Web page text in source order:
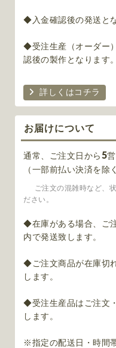
◆入金確認後の発送と
◆受注生産（オーダー
認後の製作となります。
詳しくはコチラ
お届けについて
通常、ご注文日から 5
（一部前払い決済を除
ご注文の混雑時など、
ださい。
◆在庫がある場合、ご
内で発送致します。
◆ご注文商品が在庫切
します。
◆受注生産品はご注文
します。
※指定の配送日・時間